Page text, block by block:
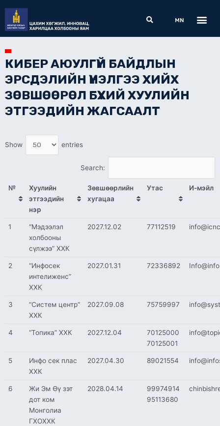
content
Search
MN
КИБЕР АЮУЛГҮЙ БАЙДЛЫН
ЭРСДЭЛИЙН ҮНЭЛГЭЭ ХИЙХ
ЗӨВШӨӨРӨЛ БҮХИЙ ХУУЛИЙН
ЭТГЭЭДИЙН ЖАГСААЛТ
Show entries
Search:
№
Хуулийн
этгээдийн
нэр
Зөвшөөрлийн
хугацаа
Утас И-мэйл
1
“Мэдээлэл
холбооны
сүлжээ” ХХК
2027.12.02 77112519
2
“Инфосек
интелиженс”
ХХК
2027.01.31 72336892
3
“Систем центр”
ХХК
2027.09.08 75759997
4 “Топика” ХХК 2027.12.04
70125000
70125001
5
Инфо сек плас
ХХК
2027.04.30 89021554
6
Жи Эм Өү зэт
дот ком
Монголиа
ГХОХХК
2028.04.14
99974914
95113680